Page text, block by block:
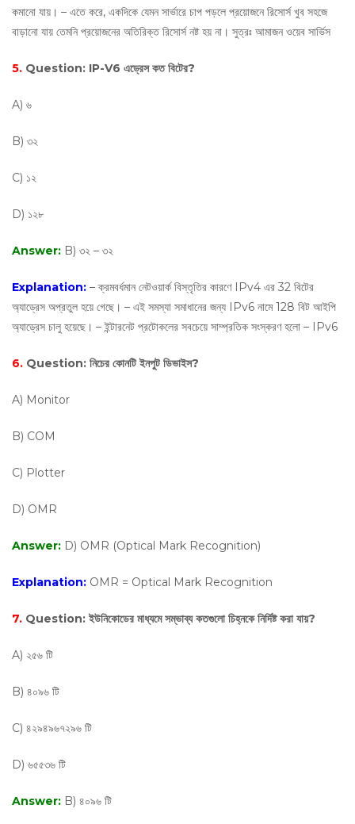
কমানো যায়। – এতে করে, একদিকে যেমন সার্ভারে চাপ পড়লে প্রয়োজনে রিসোর্স খুব সহজে
বাড়ানো যায় তেমনি প্রয়োজনের অতিরিক্ত রিসোর্স নষ্ট হয় না। সুত্রঃ আমাজন ওয়েব সার্ভিস
5. Question: IP-V6 এড্রেস কত বিটের?
A) ৬
B) ৩২
C) ১২
D) ১২৮
Answer: B) ৩২ – ৩২
Explanation: – ক্রমবর্ধমান নেটওয়ার্ক বিস্তৃতির কারণে IPv4 এর 32 বিটের
অ্যাড্রেস অপ্রতুল হয়ে গেছে। – এই সমস্যা সমাধানের জন্য IPv6 নামে 128 বিট আইপি
অ্যাড্রেস চালু হয়েছে। – ইন্টারনেট প্রটোকলের সবচেয়ে সাম্প্রতিক সংস্করণ হলো – IPv6
6. Question: নিচের কোনটি ইনপুট ডিভাইস?
A) Monitor
B) COM
C) Plotter
D) OMR
Answer: D) OMR (Optical Mark Recognition)
Explanation: OMR = Optical Mark Recognition
7. Question:ইউনিকোডের মাধ্যমে সম্ভাব্য কতগুলো চিহ্নকে নির্দিষ্ট করা যায়?
A) ২৫৬ টি
B) ৪০৯৬ টি
C) ৪২৯৪৯৬৭২৯৬ টি
D) ৬৫৫৩৬ টি
Answer: B) ৪০৯৬ টি